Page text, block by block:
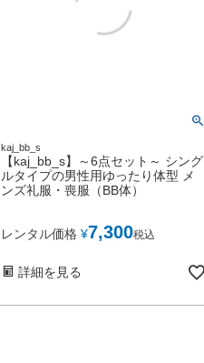
kaj_bb_s
【kaj_bb_s】～6点セット～ シング
ルタイプの男性用ゆったり体型 メ
ンズ礼服・喪服（BB体）
レンタル価格 ¥7,300税込
詳細を見る